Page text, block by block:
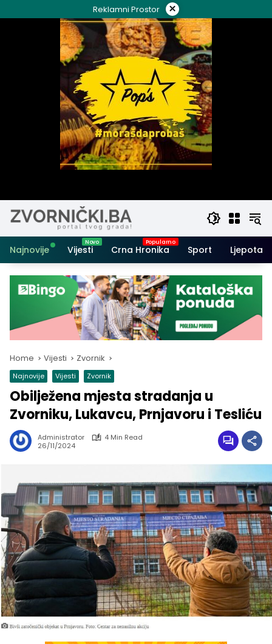
to
Reklamni Prostor ×
Najnovije Vijesti Crna Hronika Sport Ljepota i
Home Vijesti Zvornik
Najnovije Vijesti Zvornik
Obilježena mjesta stradanja u
Zvorniku, Lukavcu, Prnjavoru i Tesliću
Administrator
4 Min Read
26/11/2024